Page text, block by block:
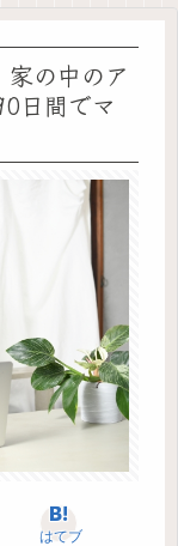
家の中のア
日間でマ
はてブ